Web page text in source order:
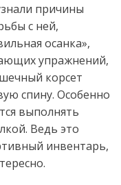
причины
с ней,
осанка»,
упражнений,
корсет
спину. Особенно
выполнять
Ведь это
инвентарь,